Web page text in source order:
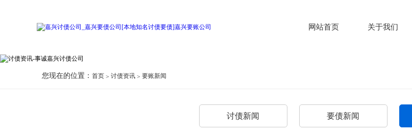
网站首页 关于我们
您现在的位置： 首页 讨债资讯 要账新闻
讨债新闻 要债新闻